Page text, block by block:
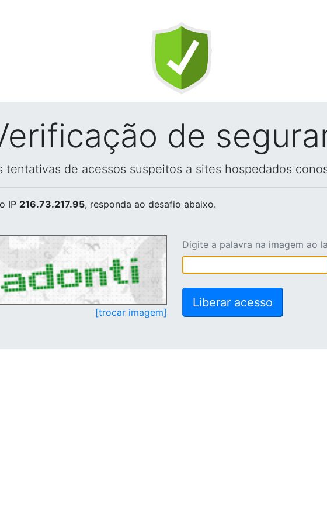
de
tentativas de acessos suspeitos a sites hospedados
IP 216.73.217.95, responda ao desafio abaixo.
[trocar imagem]
Digite a palavra na imagem ao